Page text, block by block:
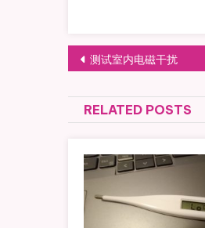
文章导航
测试室内电磁干扰
RELATED POSTS